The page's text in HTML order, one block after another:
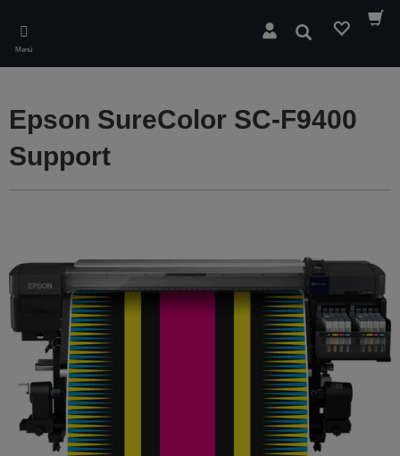
main
content
Menü
Suchen
Epson SureColor SC-F9400
Support